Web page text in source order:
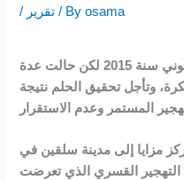
/ تقرير / Byosama
بدأت فكرة تأسيس المكتب القانوني سنة 2015 لكن حالت عدة
وتأجل تحقيق الحلم نتيجة
مركز مزايا إلى مدينة سلقين في
القسري الذي تعرضت